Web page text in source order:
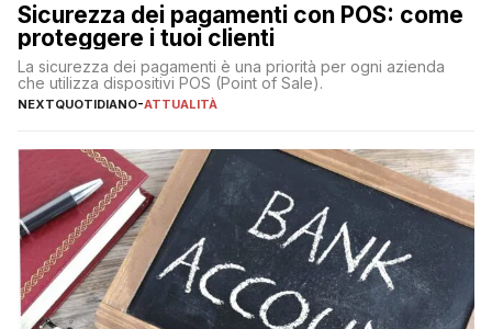
Sicurezza dei pagamenti con POS: come
proteggere i tuoi clienti
La sicurezza dei pagamenti è una priorità per ogni azienda
che utilizza dispositivi POS (Point of Sale).
NEXTQUOTIDIANO-ATTUALITÀ